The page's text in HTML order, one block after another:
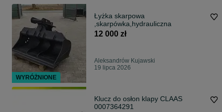
Łyżka skarpowa
,skarpówka,hydrauliczna
12 000 zł
Aleksandrów Kujawski
19 lipca 2026
Klucz do osłon klapy CLAAS
0007364291
WYRÓŻNIONE